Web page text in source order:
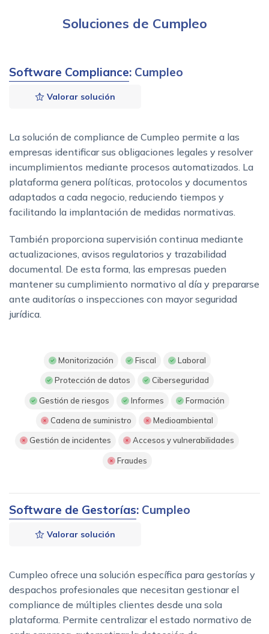
Soluciones de Cumpleo
Software Compliance: Cumpleo
Valorar solución
La solución de compliance de Cumpleo permite a las
empresas identificar sus obligaciones legales y resolver
incumplimientos mediante procesos automatizados. La
plataforma genera políticas, protocolos y documentos
adaptados a cada negocio, reduciendo tiempos y
facilitando la implantación de medidas normativas.
También proporciona supervisión continua mediante
actualizaciones, avisos regulatorios y trazabilidad
documental. De esta forma, las empresas pueden
mantener su cumplimiento normativo al día y prepararse
ante auditorías o inspecciones con mayor seguridad
jurídica.
Monitorización Fiscal Laboral
Protección de datos Ciberseguridad
Gestión de riesgos Informes Formación
Cadena de suministro Medioambiental
Gestión de incidentes Accesos y vulnerabilidades
Fraudes
Software de Gestorías: Cumpleo
Valorar solución
Cumpleo ofrece una solución específica para gestorías y
despachos profesionales que necesitan gestionar el
compliance de múltiples clientes desde una sola
plataforma. Permite centralizar el estado normativo de